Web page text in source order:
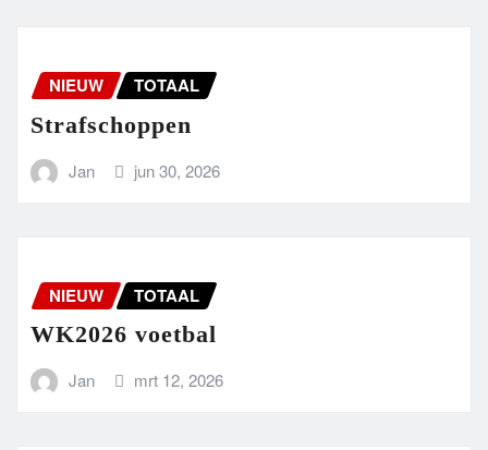
NIEUW TOTAAL
Strafschoppen
Jan jun 30, 2026
NIEUW TOTAAL
WK2026 voetbal
Jan mrt 12, 2026